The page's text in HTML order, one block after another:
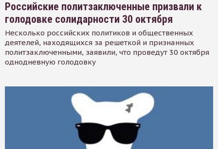
Российские политзаключенные призвали к
голодовке солидарности 30 октября
Несколько российских политиков и общественных
деятелей, находящихся за решеткой и признанных
политзаключенными, заявили, что проведут 30 октября
однодневную голодовку